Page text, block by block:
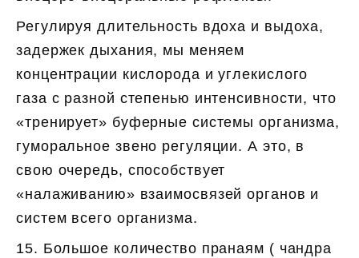
Регулируя длительность вдоха и выдоха,
задержек дыхания, мы меняем
концентрации кислорода и углекислого
газа с разной степенью интенсивности, что
«тренирует» буферные системы организма,
гуморальное звено регуляции. А это, в
свою очередь, способствует
«налаживанию» взаимосвязей органов и
систем всего организма.
15. Большое количество пранаям ( чандра